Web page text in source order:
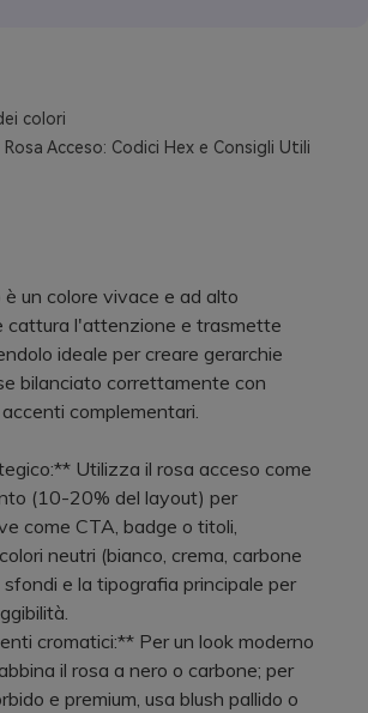
colori
Acceso: Codici Hex e Consigli Utili
è un colore vivace e ad alto
cattura l'attenzione e trasmette
ideale per creare gerarchie
bilanciato correttamente con
complementari.
Utilizza il rosa acceso come
(10-20% del layout) per
come CTA, badge o titoli,
neutri (bianco, crema, carbone
sfondi e la tipografia principale per
cromatici:** Per un look moderno
il rosa a nero o carbone; per
e premium, usa blush pallido o